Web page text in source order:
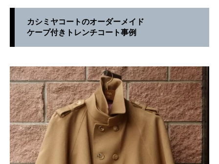
カシミヤコートのオーダーメイド
ケープ付きトレンチコート事例